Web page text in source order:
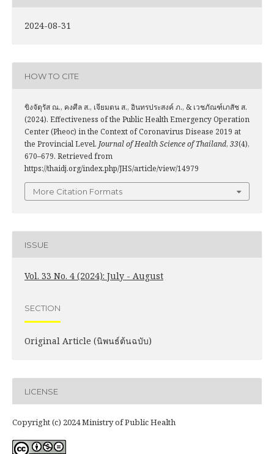
2024-08-31
HOW TO CITE
ขิงจัตุรัส ณ., คงศีล ส., เจียมตน ส., อินทรประสงค์ ภ., & เวชภัณฑ์เภสัช ส.
(2024). Effectiveness of the Public Health Emergency Operation
Center (Pheoc) in the Context of Coronavirus Disease 2019 at
the Provincial Level. Journal of Health Science of Thailand, 33(4),
670–679. Retrieved from
https://thaidj.org/index.php/JHS/article/view/14979
More Citation Formats
ISSUE
Vol. 33 No. 4 (2024): July - August
SECTION
Original Article (นิพนธ์ต้นฉบับ)
LICENSE
Copyright (c) 2024 Ministry of Public Health